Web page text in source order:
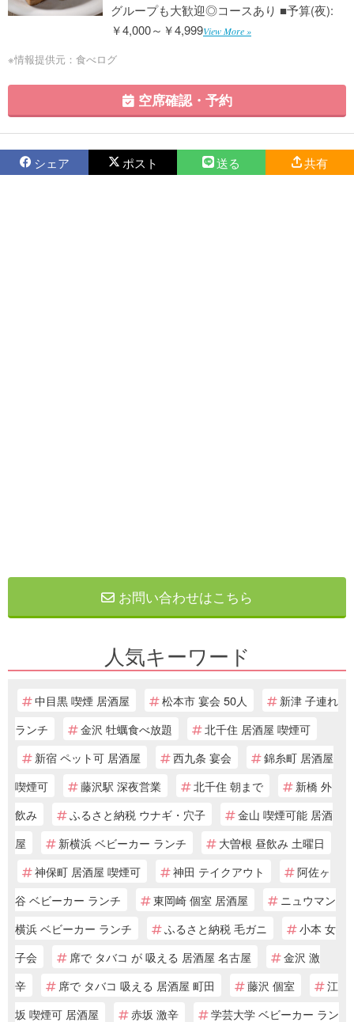
グループも大歓迎◎コースあり ■予算(夜):
￥4,000～￥4,999View More »
※情報提供元：食べログ
空席確認・予約
シェア ポスト 送る 共有
お問い合わせはこちら
人気キーワード
中目黒 喫煙 居酒屋 松本市 宴会 50人
新津 子連れ
ランチ
金沢 牡蠣食べ放題
北千住 居酒屋 喫煙可
新宿 ペット可 居酒屋
西九条 宴会
錦糸町 居酒屋
喫煙可
藤沢駅 深夜営業 北千住 朝まで
新橋 外
飲み
ふるさと納税 ウナギ・穴子
金山 喫煙可能 居酒
屋
新横浜 ベビーカー ランチ
大曽根 昼飲み 土曜日
神保町 居酒屋 喫煙可
神田 テイクアウト
阿佐ヶ
谷 ベビーカー ランチ
東岡崎 個室 居酒屋
ニュウマン
横浜 ベビーカー ランチ
ふるさと納税 毛ガニ
小本 女
子会
席で タバコ が 吸える 居酒屋 名古屋
金沢 激
辛
席で タバコ 吸える 居酒屋 町田 藤沢 個室
江
坂 喫煙可 居酒屋
赤坂 激辛 学芸大学 ベビーカー ラン